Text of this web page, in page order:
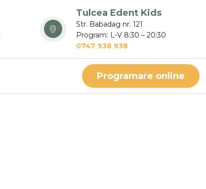
Tulcea Edent Kids
Str. Babadag nr. 121
Program: L-V 8:30 – 20:30
0747 938 938
Programare online